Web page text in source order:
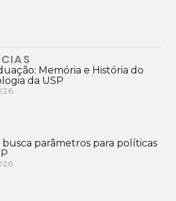
Memória e História do
da USP
parâmetros para políticas